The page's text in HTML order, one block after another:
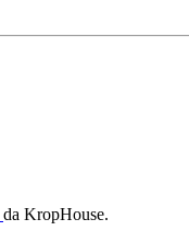
da KropHouse.